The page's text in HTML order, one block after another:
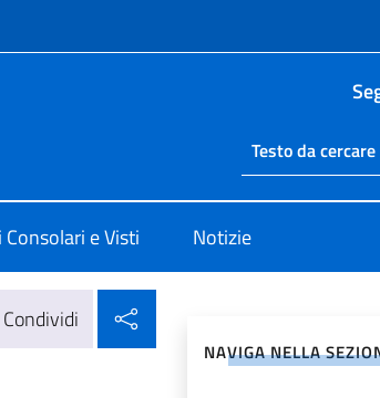
Cerca nel sito
Consolari e Visti Notizie
Condividi
NAVIGA NELLA